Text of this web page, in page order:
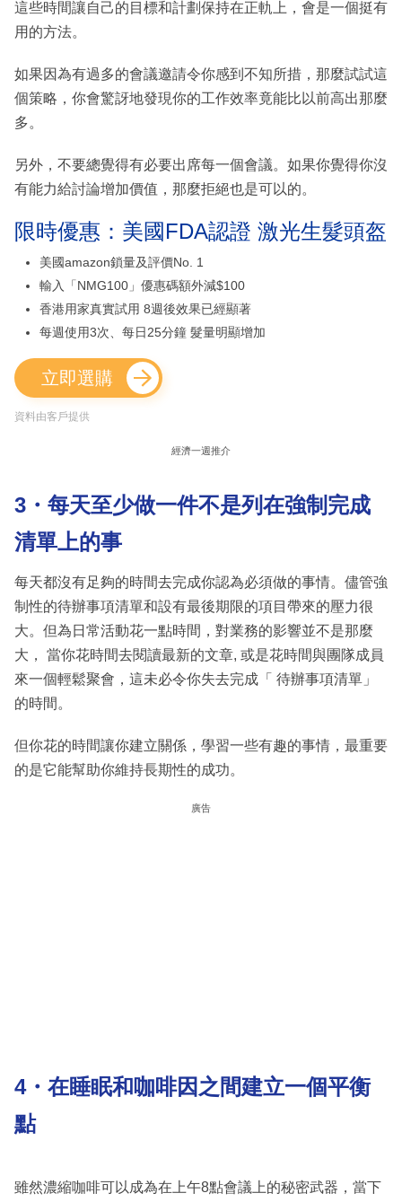
這些時間讓自己的目標和計劃保持在正軌上，會是一個挺有
用的方法。
如果因為有過多的會議邀請令你感到不知所措，那麼試試這
個策略，你會驚訝地發現你的工作效率竟能比以前高出那麼
多。
另外，不要總覺得有必要出席每一個會議。如果你覺得你沒
有能力給討論增加價值，那麼拒絕也是可以的。
限時優惠：美國FDA認證 激光生髮頭盔
美國amazon鎖量及評價No. 1
輸入「NMG100」優惠碼額外減$100
香港用家真實試用 8週後效果已經顯著
每週使用3次、每日25分鐘 髮量明顯增加
立即選購
資料由客戶提供
經濟一週推介
3・每天至少做一件不是列在強制完成
清單上的事
每天都沒有足夠的時間去完成你認為必須做的事情。儘管強
制性的待辦事項清單和設有最後期限的項目帶來的壓力很
大。但為日常活動花一點時間，對業務的影響並不是那麼
大， 當你花時間去閱讀最新的文章, 或是花時間與團隊成員
來一個輕鬆聚會，這未必令你失去完成「 待辦事項清單」
的時間。
但你花的時間讓你建立關係，學習一些有趣的事情，最重要
的是它能幫助你維持長期性的成功。
廣告
4・在睡眠和咖啡因之間建立一個平衡
點
雖然濃縮咖啡可以成為在上午8點會議上的秘密武器，當下